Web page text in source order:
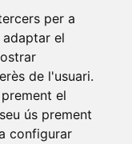
per a
el
de l'usuari.
el
ús prement
configurar
Especials